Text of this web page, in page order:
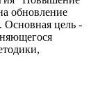
обновление
цель -